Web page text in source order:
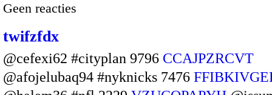
Geen reacties
twifzfdx
@cefexi62 #cityplan 9796 CCAJPZRCVT
@afojelubaq94 #nyknicks 7476